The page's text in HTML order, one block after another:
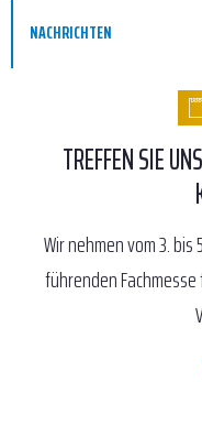
NACHRICHTEN
TREFFEN SIE
Wir nehmen vom 3. bis
führenden